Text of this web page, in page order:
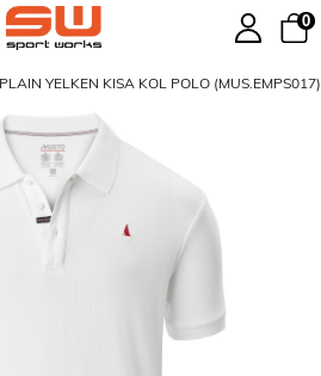
0
YELKEN KISA KOL POLO (MUS.EMPS017)